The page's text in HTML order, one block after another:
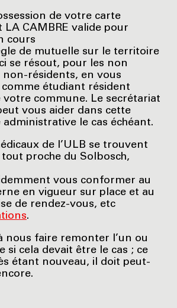
de votre carte
LA CAMBRE valide pour
cours
de mutuelle sur le territoire
se résout, pour les non
non-résidents, en vous
étudiant résident
votre commune. Le secrétariat
vous aider dans cette
administrative le cas échéant.
de l’ULB se trouvent
proche du Solbosch,
vous conformer au
en vigueur sur place et au
de rendez-vous, etc
.
nous faire remonter l’un ou
si cela devait être le cas ; ce
étant nouveau, il doit peut-